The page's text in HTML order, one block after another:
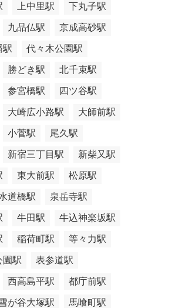
上中里駅 下丸子駅
九品仏駅 京成高砂駅
駅 代々木公園駅
勝どき駅 北千束駅
参宮橋駅 四ツ谷駅
大崎広小路駅 大師前駅
小菅駅 尾久駅
新宿三丁目駅 新柴又駅
東大前駅 松原駅
道橋駅 泉岳寺駅
牛田駅 牛込神楽坂駅
稲荷町駅 等々力駅
園駅 表参道駅
西高島平駅 都庁前駅
が谷大塚駅 馬喰町駅